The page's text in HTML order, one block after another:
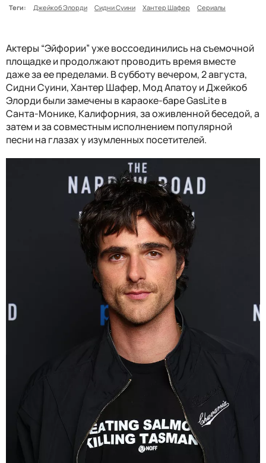
Теги:
Джейкоб Элорди Сидни Суини Хантер Шафер Сериалы
Актеры “Эйфории” уже воссоединились на съемочной
площадке и продолжают проводить время вместе
даже за ее пределами. В субботу вечером, 2 августа,
Сидни Суини, Хантер Шафер, Мод Апатоу и Джейкоб
Элорди были замечены в караоке-баре GasLite в
Санта-Монике, Калифорния, за оживленной беседой, а
затем и за совместным исполнением популярной
песни на глазах у изумленных посетителей.